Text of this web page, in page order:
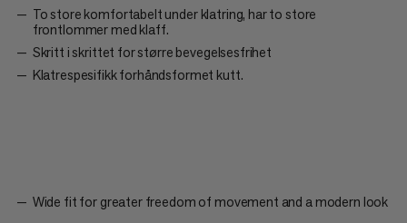
To store komfortabelt under klatring, har to store
frontlommer med klaff.
Skritt i skrittet for større bevegelsesfrihet
Klatrespesifikk forhåndsformet kutt.
Wide fit for greater freedom of movement and a modern look